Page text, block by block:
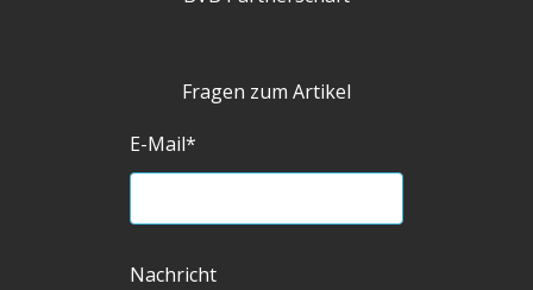
Fragen zum Artikel
E-Mail*
Nachricht